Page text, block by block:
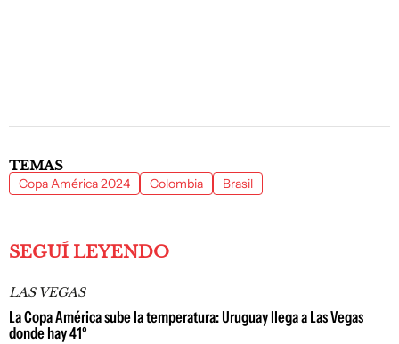
TEMAS
Copa América 2024 Colombia Brasil
SEGUÍ LEYENDO
LAS VEGAS
La Copa América sube la temperatura: Uruguay llega a Las Vegas
donde hay 41º